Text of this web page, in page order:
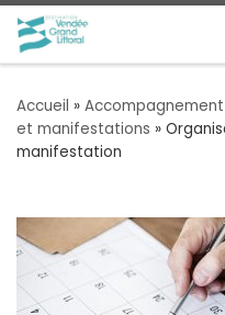
Passer au contenu
Accueil » Accompagnement
et manifestations »
manifestation